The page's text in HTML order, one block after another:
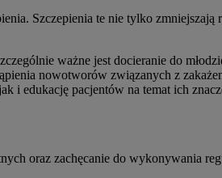
Szczepienia te nie tylko zmniejszają
ważne jest docieranie do
nowotworów związanych z
i edukację pacjentów na temat ich
oraz zachęcanie do wykonywania